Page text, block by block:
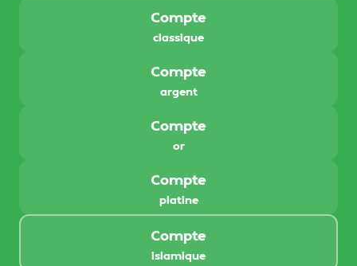
Compte
classique
Compte
argent
Compte
or
Compte
platine
Compte
islamique